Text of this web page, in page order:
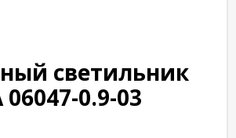
светильник
0.9-03